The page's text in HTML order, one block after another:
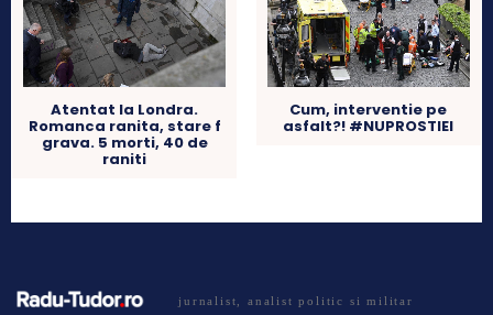
Atentat la Londra.
Romanca ranita, stare f
grava. 5 morti, 40 de
raniti
Cum, interventie pe
asfalt?! #NUPROSTIEI
jurnalist, analist politic si militar